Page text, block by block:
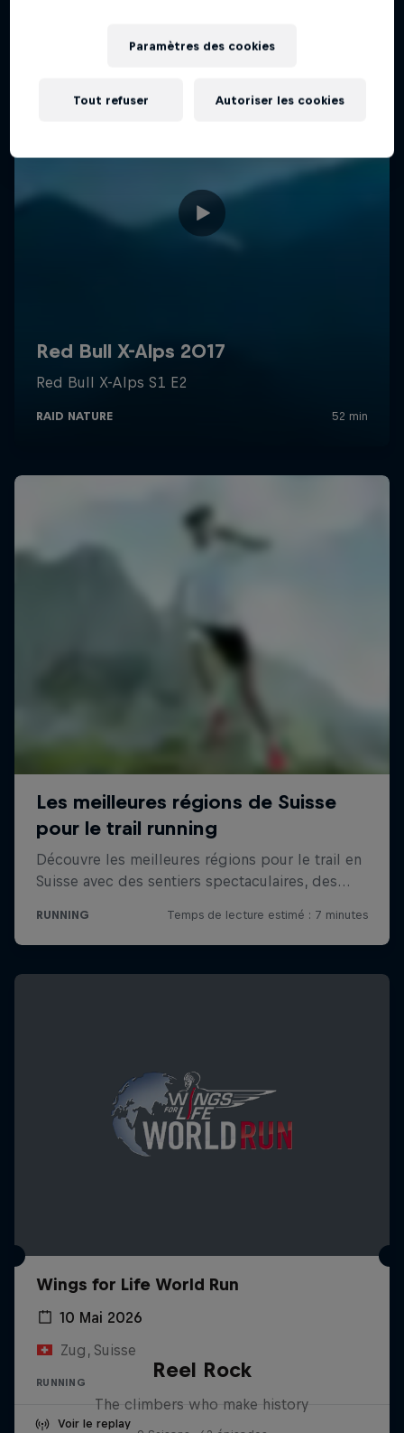
Wings for Life World Run
10 Mai 2026
Zug, Suisse
RUNNING
Voir le replay
Reel Rock
The climbers who make history
Paramètres des cookies
Tout refuser Autoriser les cookies